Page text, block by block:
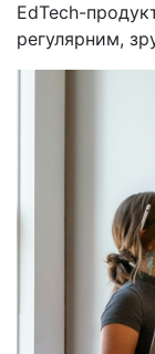
EdTech-
регулярним,